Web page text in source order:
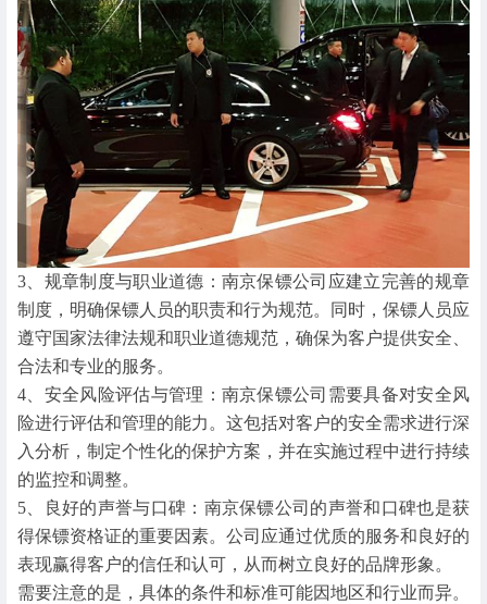
3、规章制度与职业道德：南京保镖公司应建立完善的规章
制度，明确保镖人员的职责和行为规范。同时，保镖人员应
遵守国家法律法规和职业道德规范，确保为客户提供安全、
合法和专业的服务。
4、安全风险评估与管理：南京保镖公司需要具备对安全风
险进行评估和管理的能力。这包括对客户的安全需求进行深
入分析，制定个性化的保护方案，并在实施过程中进行持续
的监控和调整。
5、良好的声誉与口碑：南京保镖公司的声誉和口碑也是获
得保镖资格证的重要因素。公司应通过优质的服务和良好的
表现赢得客户的信任和认可，从而树立良好的品牌形象。
需要注意的是，具体的条件和标准可能因地区和行业而异。